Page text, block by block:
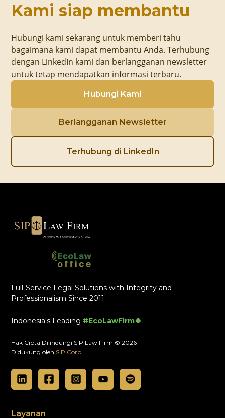
Kami siap membantu
Hubungi kami sekarang untuk memberi tahu
bagaimana kami dapat membantu Anda. Terhubung
dengan LinkedIn kami dan berlangganan newsletter
untuk tetap mendapatkan informasi terbaru.
Hubungi Kami
Berlangganan Newsletter
Terhubung di LinkedIn
Full-Service Legal Solutions with Integrity and
Professionalism Since 2011
Indonesia's Leading #EcoLawFirm🍀
Hak Cipta Dilindungi SIP Law Firm © 2026
Didukung oleh SIP Corp
Layanan